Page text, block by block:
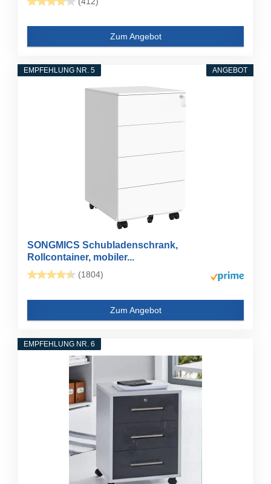
Zum Angebot
ANGEBOT
EMPFEHLUNG NR. 5
SONGMICS Schubladenschrank,
Rollcontainer, mobiler...
(1804)
Zum Angebot
EMPFEHLUNG NR. 6